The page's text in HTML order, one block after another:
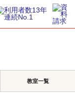
教室一覧